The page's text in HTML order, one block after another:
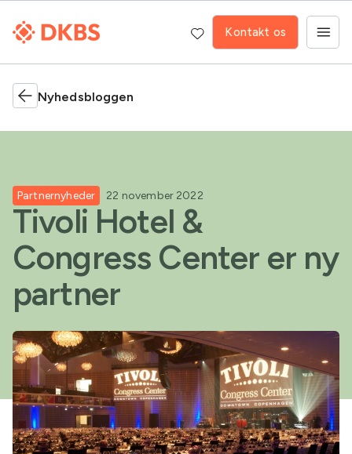
Kontakt os
Nyhedsbloggen
Partnernyheder 22 november 2022
Tivoli Hotel &
Congress Center er ny
partner